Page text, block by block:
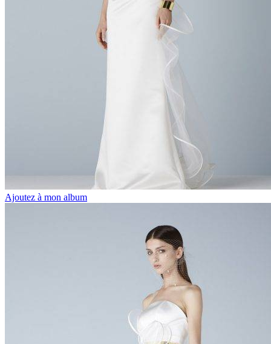
Ajoutez à mon album